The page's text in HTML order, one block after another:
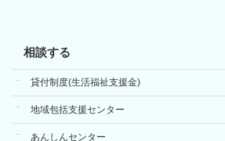
相談する
貸付制度(生活福祉支援金)
地域包括支援センター
あんしんセンター